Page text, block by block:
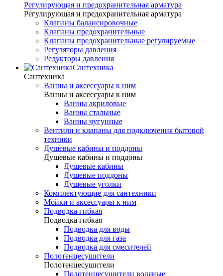
Регулирующая и предохранительная арматура
Регулирующая и предохранительная арматура
Клапаны балансировочные
Клапаны предохранительные
Клапаны предохранительные регулируемые
Регуляторы давления
Редукторы давления
Сантехника
Сантехника
Ванны и аксессуары к ним
Ванны и аксессуары к ним
Ванны акриловые
Ванны стальные
Ванны чугунные
Вентили и клапаны для подключения бытовой
техники
Душевые кабины и поддоны
Душевые кабины и поддоны
Душевые кабины
Душевые поддоны
Душевые уголки
Комплектующие для сантехники
Мойки и аксессуары к ним
Подводка гибкая
Подводка гибкая
Подводка для воды
Подводка для газа
Подводка для смесителей
Полотенцесушители
Полотенцесушители
Полотенцесушители водяные